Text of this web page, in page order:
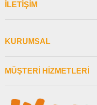
İLETİŞİM
KURUMSAL
MÜŞTERİ HİZMETLERİ